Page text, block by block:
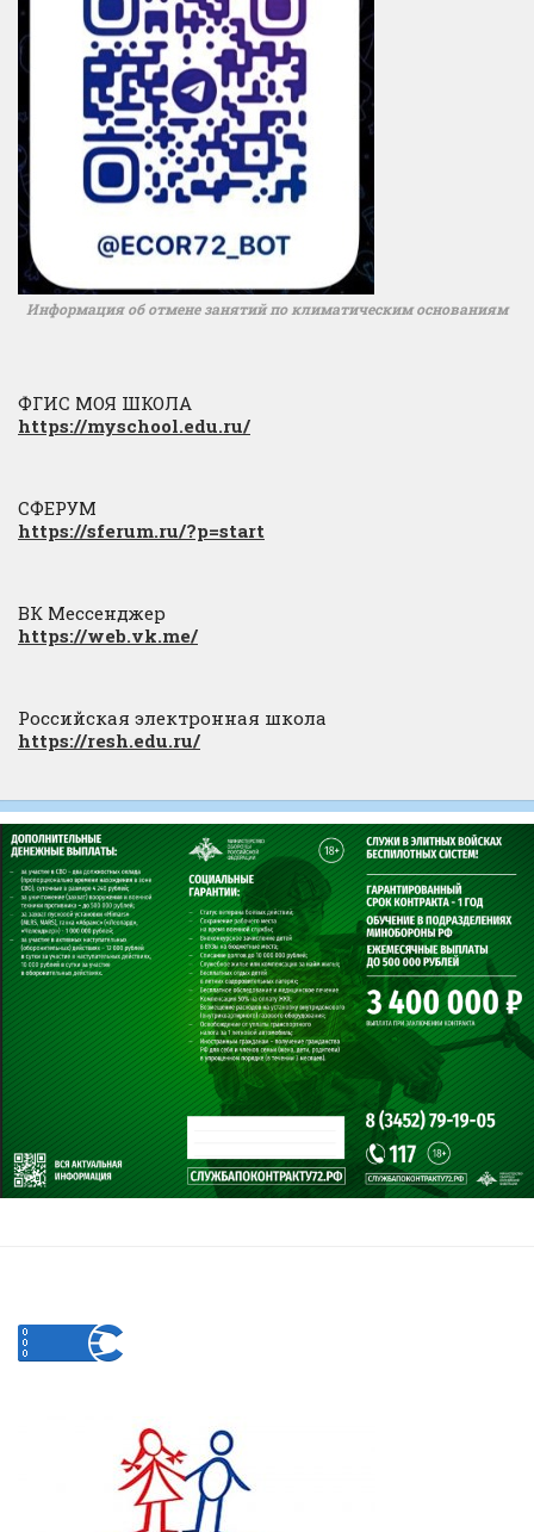
Информация об отмене занятий по климатическим основаниям
ФГИС МОЯ ШКОЛА
https://myschool.edu.ru/
СФЕРУМ
https://sferum.ru/?p=start
ВК Мессенджер
https://web.vk.me/
Российская электронная школа
https://resh.edu.ru/